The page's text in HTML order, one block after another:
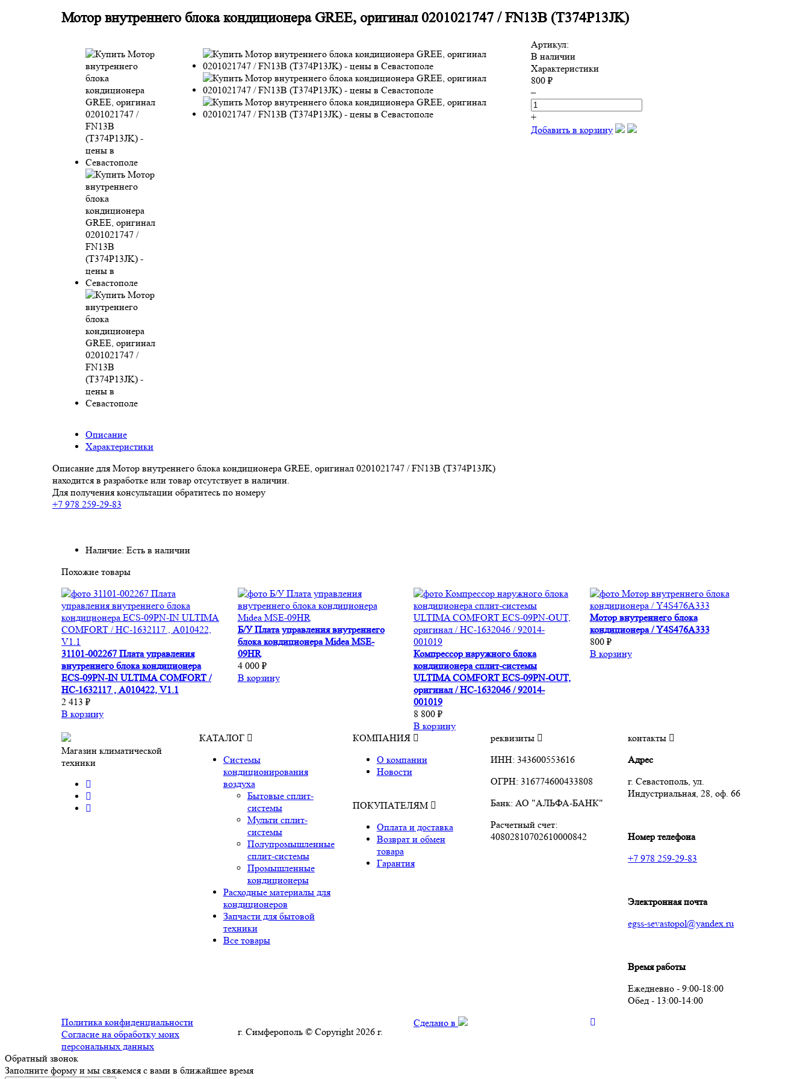
Мотор внутреннего блока кондиционера GREE, оригинал 0201021747 / FN13B (T374P13JK)
Артикул:
В наличии
Характеристики
800 ₽
–
+
Добавить в корзину
Описание
Характеристики
Описание для Мотор внутреннего блока кондиционера GREE, оригинал 0201021747 / FN13B (T374P13JK)
находится в разработке или товар отсутствует в наличии.
Для получения консультации обратитесь по номеру
+7 978 259-29-83
Наличие: Есть в наличии
Похожие товары
31101-002267 Плата управления
внутреннего блока кондиционера
ECS-09PN-IN ULTIMA COMFORT /
НС-1632117 , A010422, V1.1
2 413 ₽
В корзину
Б/У Плата управления внутреннего
блока кондиционера Midea MSE-
09HR
4 000 ₽
В корзину
Компрессор наружного блока
кондиционера сплит-системы
ULTIMA COMFORT ECS-09PN-OUT,
оригинал / НС-1632046 / 92014-
001019
8 800 ₽
В корзину
Мотор внутреннего блока
кондиционера / Y4S476A333
800 ₽
В корзину
Магазин климатической
техники
КАТАЛОГ
Системы
кондиционирования
воздуха
Бытовые сплит-
системы
Мульти сплит-
системы
Полупромышленные
сплит-системы
Промышленные
кондиционеры
Расходные материалы для
кондиционеров
Запчасти для бытовой
техники
Все товары
КОМПАНИЯ
О компании
Новости
ПОКУПАТЕЛЯМ
Оплата и доставка
Возврат и обмен
товара
Гарантия
реквизиты
ИНН: 343600553616
ОГРН: 316774600433808
Банк: АО "АЛЬФА-БАНК"
Расчетный счет:
40802810702610000842
контакты
Адрес
г. Севастополь, ул.
Индустриальная, 28, оф. 66
Номер телефона
+7 978 259-29-83
Электронная почта
egss-sevastopol@yandex.ru
Время работы
Ежедневно - 9:00-18:00
Обед - 13:00-14:00
Политика конфиденциальности
Согласие на обработку моих
персональных данных
г. Симферополь © Copyright 2026 г.
Сделано в
Обратный звонок
Заполните форму и мы свяжемся с вами в ближайшее время